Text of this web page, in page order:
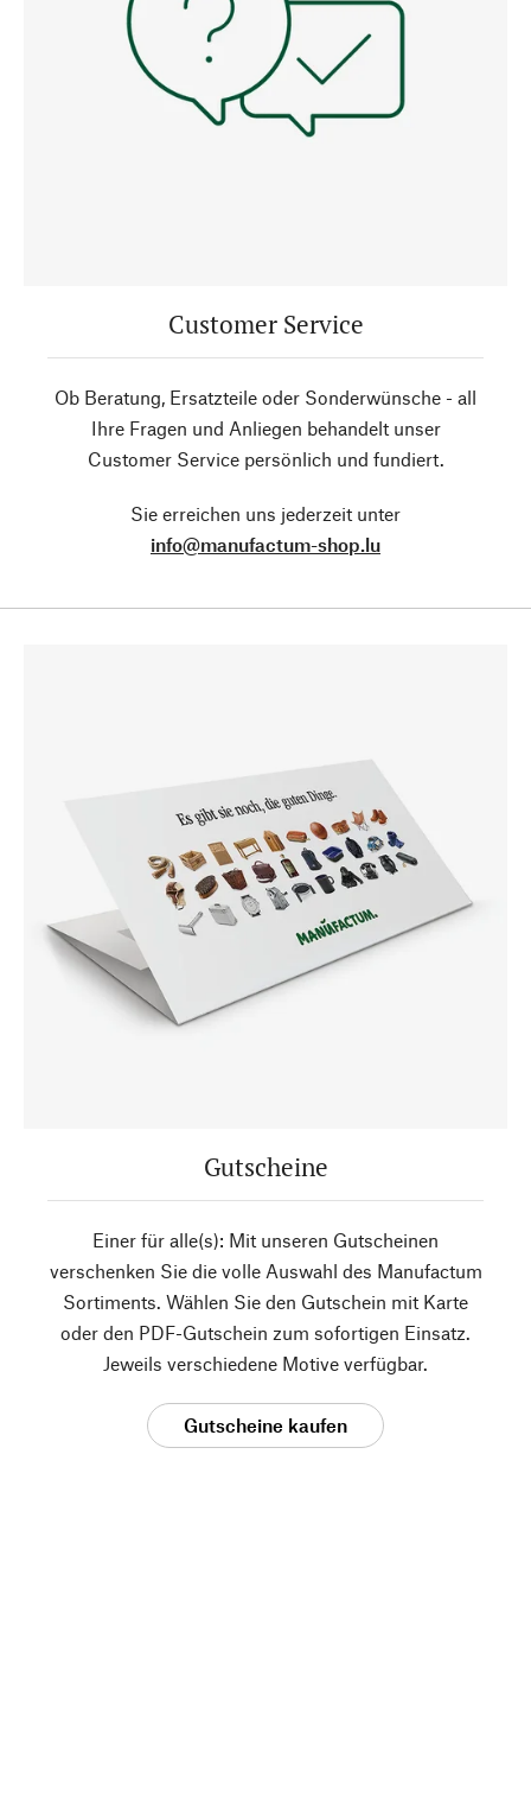
Customer Service
Ob Beratung, Ersatzteile oder Sonderwünsche - all
Ihre Fragen und Anliegen behandelt unser
Customer Service persönlich und fundiert.
Sie erreichen uns jederzeit unter
info@manufactum-shop.lu
Gutscheine
Einer für alle(s): Mit unseren Gutscheinen
verschenken Sie die volle Auswahl des Manufactum
Sortiments. Wählen Sie den Gutschein mit Karte
oder den PDF-Gutschein zum sofortigen Einsatz.
Jeweils verschiedene Motive verfügbar.
Gutscheine kaufen